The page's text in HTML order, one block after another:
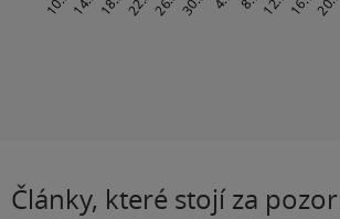
Články, které stojí za